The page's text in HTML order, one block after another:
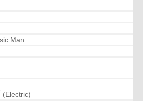
Man
(Electric)